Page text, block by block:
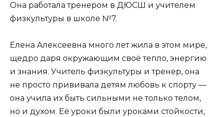
Она работала тренером в ДЮСШ и учителем
физкультуры в школе №7.
Елена Алексеевна много лет жила в этом мире,
щедро даря окружающим своё тепло, энергию
и знания. Учитель физкультуры и тренер, она
не просто прививала детям любовь к спорту —
она учила их быть сильными не только телом,
но и духом. Её уроки были уроками стойкости,